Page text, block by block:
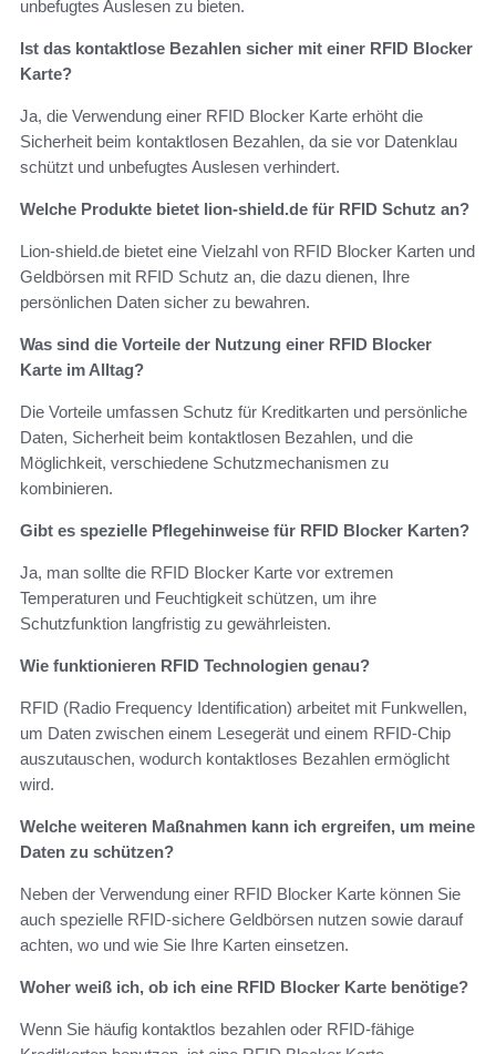
unbefugtes Auslesen zu bieten.
Ist das kontaktlose Bezahlen sicher mit einer RFID Blocker
Karte?
Ja, die Verwendung einer RFID Blocker Karte erhöht die
Sicherheit beim kontaktlosen Bezahlen, da sie vor Datenklau
schützt und unbefugtes Auslesen verhindert.
Welche Produkte bietet lion-shield.de für RFID Schutz an?
Lion-shield.de bietet eine Vielzahl von RFID Blocker Karten und
Geldbörsen mit RFID Schutz an, die dazu dienen, Ihre
persönlichen Daten sicher zu bewahren.
Was sind die Vorteile der Nutzung einer RFID Blocker
Karte im Alltag?
Die Vorteile umfassen Schutz für Kreditkarten und persönliche
Daten, Sicherheit beim kontaktlosen Bezahlen, und die
Möglichkeit, verschiedene Schutzmechanismen zu
kombinieren.
Gibt es spezielle Pflegehinweise für RFID Blocker Karten?
Ja, man sollte die RFID Blocker Karte vor extremen
Temperaturen und Feuchtigkeit schützen, um ihre
Schutzfunktion langfristig zu gewährleisten.
Wie funktionieren RFID Technologien genau?
RFID (Radio Frequency Identification) arbeitet mit Funkwellen,
um Daten zwischen einem Lesegerät und einem RFID-Chip
auszutauschen, wodurch kontaktloses Bezahlen ermöglicht
wird.
Welche weiteren Maßnahmen kann ich ergreifen, um meine
Daten zu schützen?
Neben der Verwendung einer RFID Blocker Karte können Sie
auch spezielle RFID-sichere Geldbörsen nutzen sowie darauf
achten, wo und wie Sie Ihre Karten einsetzen.
Woher weiß ich, ob ich eine RFID Blocker Karte benötige?
Wenn Sie häufig kontaktlos bezahlen oder RFID-fähige